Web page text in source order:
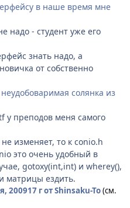
в наше время мне
надо - студент уже его
знать надо, а
от собственно
солянка из
у преподов меня самого
изменяет, то к coniо.h
это очень удобный в
gotoxy(int,int) и wherey(),
матрицы ездить.
200917 гот Shinsaku-To(см.